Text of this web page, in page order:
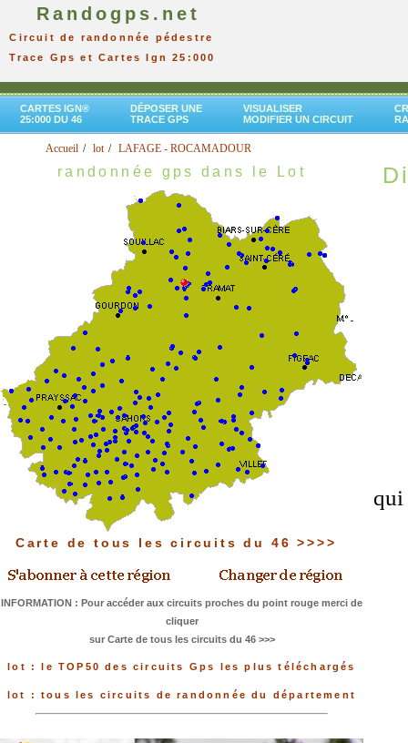
Randogps.net
Circuit de randonnée pédestre
Trace Gps et Cartes Ign 25:000
CARTES IGN®
25:000 DU 46
DÉPOSER UNE
TRACE GPS
VISUALISER
MODIFIER UN CIRCUIT
Accueil lot LAFAGE - ROCAMADOUR
randonnée gps dans le Lot
Carte de tous les circuits du 46 >>>>
INFORMATION : Pour accéder aux circuits proches du point rouge merci de
cliquer
sur Carte de tous les circuits du 46 >>>
lot : le TOP50 des circuits Gps les plus téléchargés
lot : tous les circuits de randonnée du département
qui